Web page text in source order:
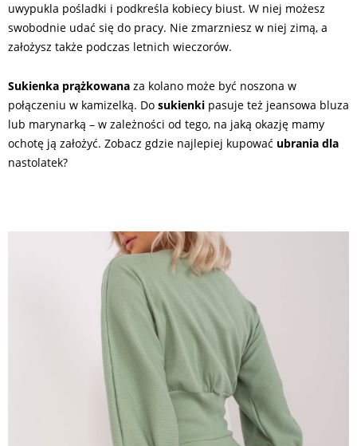
uwypukla pośladki i podkreśla kobiecy biust. W niej możesz
swobodnie udać się do pracy. Nie zmarzniesz w niej zimą, a
założysz także podczas letnich wieczorów.
Sukienka prążkowana za kolano może być noszona w
połączeniu w kamizelką. Do sukienki pasuje też jeansowa bluza
lub marynarką – w zależności od tego, na jaką okazję mamy
ochotę ją założyć. Zobacz gdzie najlepiej kupować ubrania dla
nastolatek?